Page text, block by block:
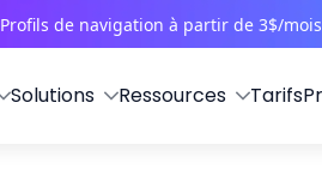
Profils de navigation à partir de 3$/
Solutions Ressources Tarifs